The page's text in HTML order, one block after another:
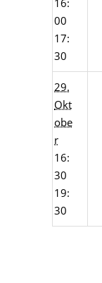
16:
00
17:
30
29.
Okt
obe
r
16:
30
19:
30